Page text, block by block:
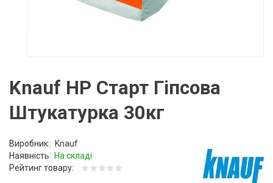
Knauf HP Старт Гіпсова
Штукатурка 30кг
Виробник:
Knauf
Наявність: На складі
Рейтинг товару: